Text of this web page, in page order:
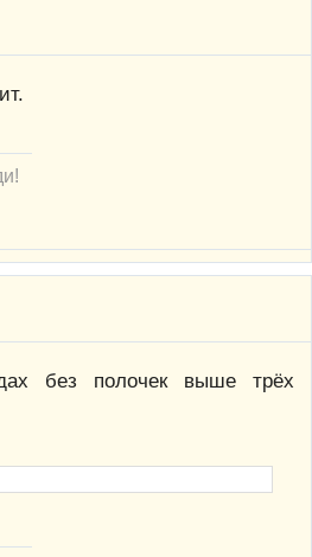
без полочек выше трёх